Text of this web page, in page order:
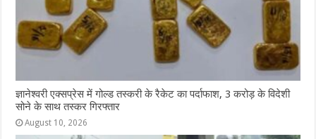
ज्ञानेश्वरी एक्सप्रेस में गोल्ड तस्करी के रैकेट का पर्दाफाश, 3 करोड़ के विदेशी
सोने के साथ तस्कर गिरफ्तार
August 10, 2026